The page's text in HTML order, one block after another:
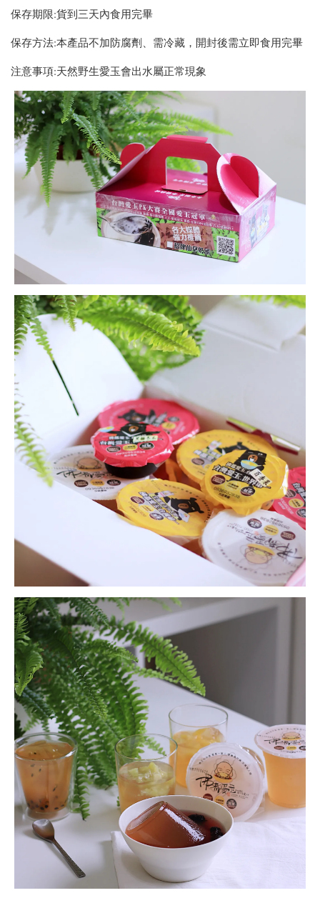
保存期限:貨到三天內食用完畢
保存方法:本產品不加防腐劑、需冷藏，開封後需立即食用完畢
注意事項:天然野生愛玉會出水屬正常現象